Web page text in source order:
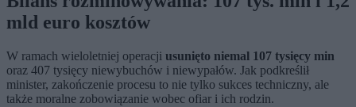
mld euro kosztów
W ramach wieloletniej operacji usunięto niemal 107 tysięcy min
oraz 407 tysięcy niewybuchów i niewypałów. Jak podkreślił
minister, zakończenie procesu to nie tylko sukces techniczny, ale
także moralne zobowiązanie wobec ofiar i ich rodzin.